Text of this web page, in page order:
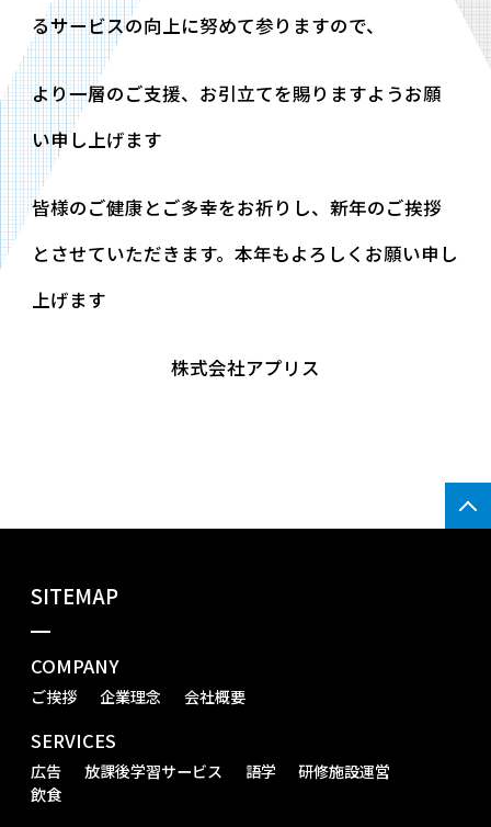
るサービスの向上に努めて参りますので、
より一層のご支援、お引立てを賜りますようお願
い申し上げます
皆様のご健康とご多幸をお祈りし、新年のご挨拶
とさせていただきます。本年もよろしくお願い申し
上げます
株式会社アプリス
SITEMAP
COMPANY
ご挨拶 企業理念 会社概要
SERVICES
広告 放課後学習サービス 語学
研修施設運営
飲食